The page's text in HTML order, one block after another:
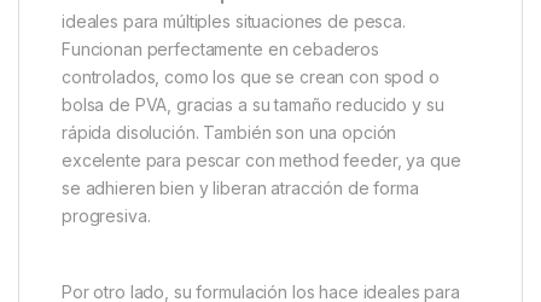
Un consejo práctico: combina estos pellets con una
ligera capa de aceite de krill en épocas frías para
aumentar su difusión en el agua sin saturar el
cebadero.
Aplicaciones recomendadas
para sesiones de alto
rendimiento
Los Swim Stim Carp Pellets Red Krill 3mmson